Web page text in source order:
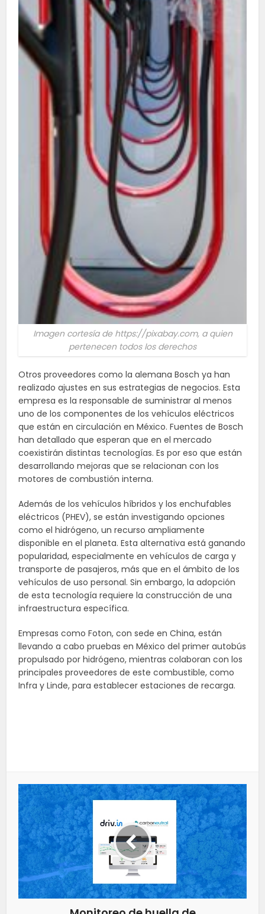
Imagen cortesía de https://pixabay.com, a quien
pertenecen todos los derechos
Otros proveedores como la alemana Bosch ya han
realizado ajustes en sus estrategias de negocios. Esta
empresa es la responsable de suministrar al menos
uno de los componentes de los vehículos eléctricos
que están en circulación en México. Fuentes de Bosch
han detallado que esperan que en el mercado
coexistirán distintas tecnologías. Es por eso que están
desarrollando mejoras que se relacionan con los
motores de combustión interna.
Además de los vehículos híbridos y los enchufables
eléctricos (PHEV), se están investigando opciones
como el hidrógeno, un recurso ampliamente
disponible en el planeta. Esta alternativa está ganando
popularidad, especialmente en vehículos de carga y
transporte de pasajeros, más que en el ámbito de los
vehículos de uso personal. Sin embargo, la adopción
de esta tecnología requiere la construcción de una
infraestructura específica.
Empresas como Foton, con sede en China, están
llevando a cabo pruebas en México del primer autobús
propulsado por hidrógeno, mientras colaboran con los
principales proveedores de este combustible, como
Infra y Linde, para establecer estaciones de recarga.